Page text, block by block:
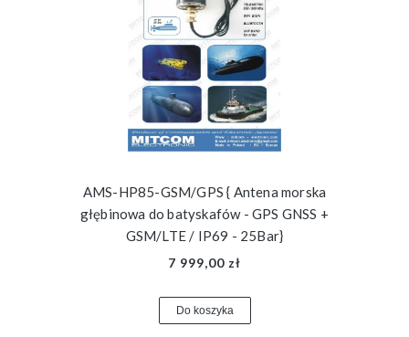
AMS-HP85-GSM/GPS { Antena morska
głębinowa do batyskafów - GPS GNSS +
GSM/LTE / IP69 - 25Bar}
7 999,00 zł
Do koszyka